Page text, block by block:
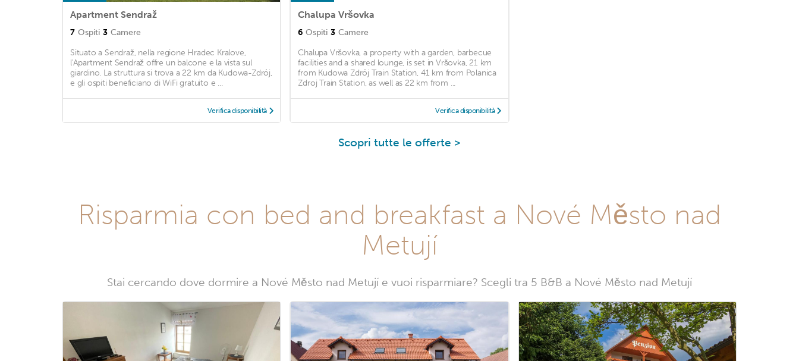
Apartment Sendraž
7 Ospiti 3 Camere
Situato a Sendraž, nella regione Hradec Kralove,
l'Apartment Sendraž offre un balcone e la vista sul
giardino. La struttura si trova a 22 km da Kudowa-Zdrój,
e gli ospiti beneficiano di WiFi gratuito e ...
Verifica disponibilità
Chalupa Vršovka
6 Ospiti 3 Camere
Chalupa Vršovka, a property with a garden, barbecue
facilities and a shared lounge, is set in Vršovka, 21 km
from Kudowa Zdrój Train Station, 41 km from Polanica
Zdroj Train Station, as well as 22 km from ...
Verifica disponibilità
Scopri tutte le offerte >
Risparmia con bed and breakfast a Nové Město nad
Metují
Stai cercando dove dormire a Nové Město nad Metují e vuoi risparmiare? Scegli tra 5 B&B a Nové Město nad Metují